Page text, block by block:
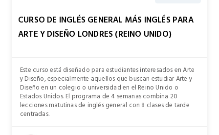
CURSO DE INGLÉS GENERAL MÁS INGLÉS PARA
ARTE Y DISEÑO LONDRES (REINO UNIDO)
Este curso está diseñado para estudiantes interesados en Arte
y Diseño, especialmente aquellos que buscan estudiar Arte y
Diseño en un colegio o universidad en el Reino Unido o
Estados Unidos. El programa de 4 semanas combina 20
lecciones matutinas de inglés general con 8 clases de tarde
centradas.